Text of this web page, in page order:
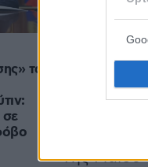
Ψέλλισαν
9ης Μαΐου
τα